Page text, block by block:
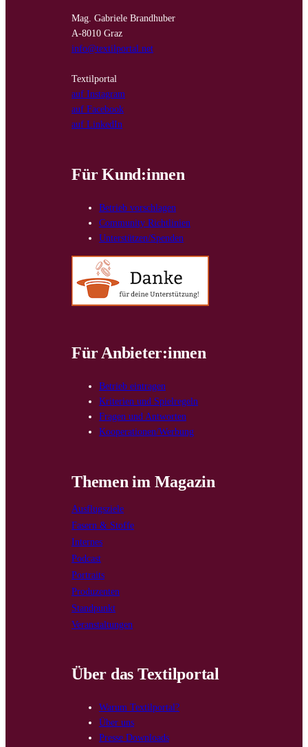
Mag. Gabriele Brandhuber
A-8010 Graz
info@textilportal.net
Textilportal
auf Instagram
auf Facebook
auf LinkedIn
Für Kund:innen
Betrieb vorschlagen
Community Richtlinien
Unterstützen/Spenden
Für Anbieter:innen
Betrieb eintragen
Kriterien und Spielregeln
Fragen und Antworten
Kooperationen/Werbung
Themen im Magazin
Ausflugsziele
Fasern & Stoffe
Internes
Podcast
Portraits
Produzenten
Standpunkt
Veranstaltungen
Über das Textilportal
Warum Textilportal?
Über uns
Presse Downloads